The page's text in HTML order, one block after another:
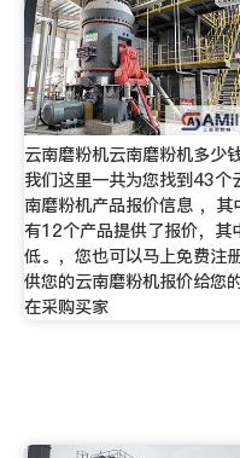
云南磨粉机云南磨粉机多少钱
我们这里一共为您找到43个
南磨粉机产品报价信息 ，其
有12个产品提供了报价，其
低。，您也可以马上免费注
供您的云南磨粉机报价给您
在采购买家